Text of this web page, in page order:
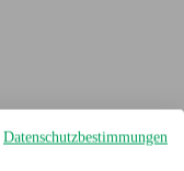
Datenschutzbestimmungen